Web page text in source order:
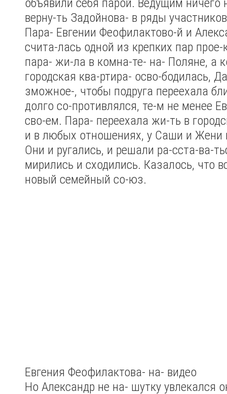
верну-ть Задойнова- в ряды
Пара- Евгении Феофилактово-й и
счита-лась одной из крепких пар
пара- жи-ла в комна-те- на- Поляне, а
городская ква-ртира- осво-бодилась,
зможное-, чтобы подруга переехала
долго со-противлялся, те-м не менее
сво-ем. Пара- переехала жи-ть в
и в любых отношениях, у Саши и Жени
Они и ругались, и решали ра-сста-ва-
мирились и сходились. Казалось, что
новый семейный со-юз.
Евгения Феофилактова- на- видео
Но Александр не на- шутку увлекался